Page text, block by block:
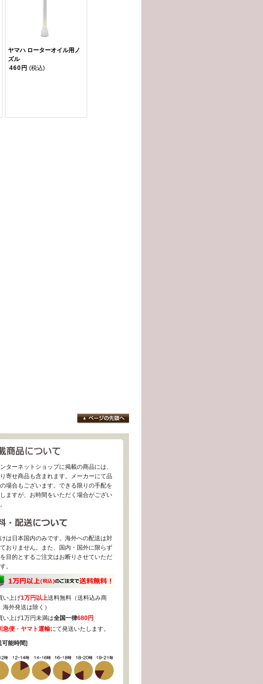
ヤマハ ローターオイル用ノ
ズル
460円 (税込)
ターネットショップに掲載の商品には、
寄せ商品も含まれます。メーカーにて品
場合もございます。できる限りの手配を
ますが、お時間をいただく場合がござい
は日本国内のみです。海外への配送は対
おりません。また、国内・国外に限らず
目的とするご注文はお断りさせていただ
。
い上げ1万円以上送料無料（送料込み商
外発送は除く）
い上げ1万円未満は全国一律680円
急便 ・ ヤマト運輸にて発送いたします。
可能時間]